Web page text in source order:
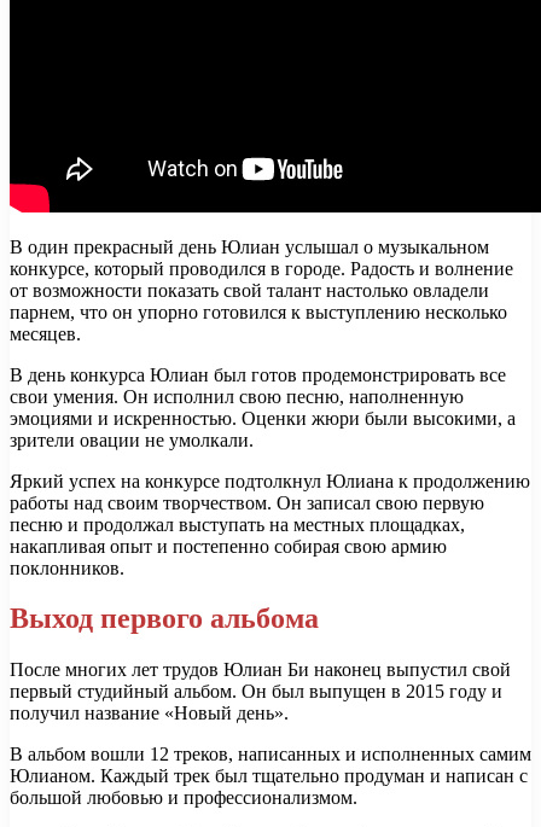
В один прекрасный день Юлиан услышал о музыкальном
конкурсе, который проводился в городе. Радость и волнение
от возможности показать свой талант настолько овладели
парнем, что он упорно готовился к выступлению несколько
месяцев.
В день конкурса Юлиан был готов продемонстрировать все
свои умения. Он исполнил свою песню, наполненную
эмоциями и искренностью. Оценки жюри были высокими, а
зрители овации не умолкали.
Яркий успех на конкурсе подтолкнул Юлиана к продолжению
работы над своим творчеством. Он записал свою первую
песню и продолжал выступать на местных площадках,
накапливая опыт и постепенно собирая свою армию
поклонников.
Выход первого альбома
После многих лет трудов Юлиан Би наконец выпустил свой
первый студийный альбом. Он был выпущен в 2015 году и
получил название «Новый день».
В альбом вошли 12 треков, написанных и исполненных самим
Юлианом. Каждый трек был тщательно продуман и написан с
большой любовью и профессионализмом.